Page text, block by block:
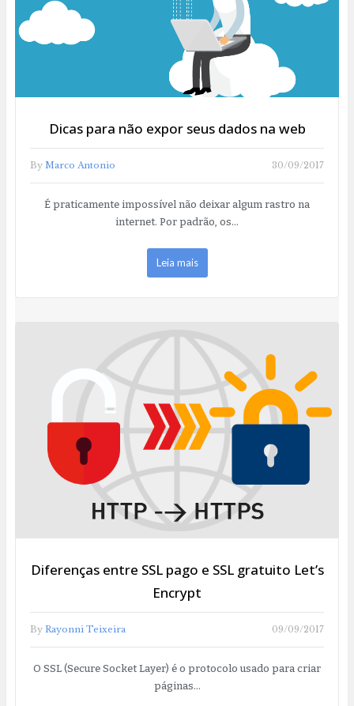
Dicas para não expor seus dados na web
By Marco Antonio 30/09/2017
É praticamente impossível não deixar algum rastro na
internet. Por padrão, os…
Leia mais
Diferenças entre SSL pago e SSL gratuito Let’s
Encrypt
By Rayonni Teixeira 09/09/2017
O SSL (Secure Socket Layer) é o protocolo usado para criar
páginas…